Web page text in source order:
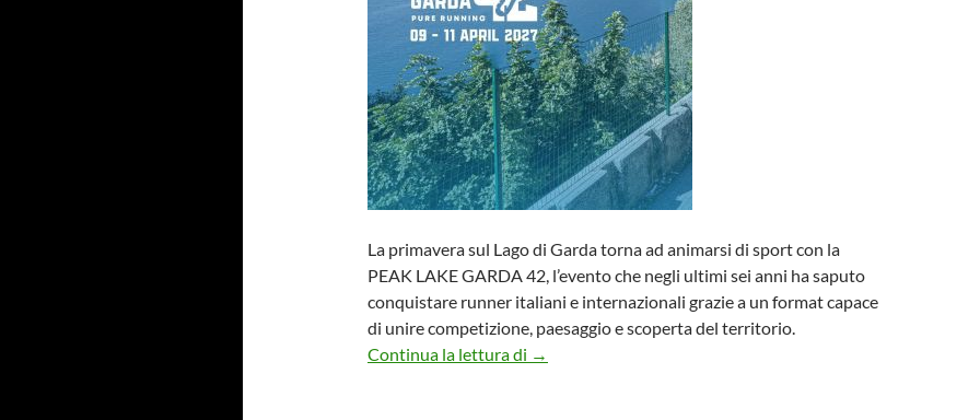
La primavera sul Lago di Garda torna ad animarsi di sport con la
PEAK LAKE GARDA 42, l’evento che negli ultimi sei anni ha saputo
conquistare runner italiani e internazionali grazie a un format capace
di unire competizione, paesaggio e scoperta del territorio.
Continua la lettura di Pronti via con la PEAK LAKE GARDA 42, dal 30 luglio
→